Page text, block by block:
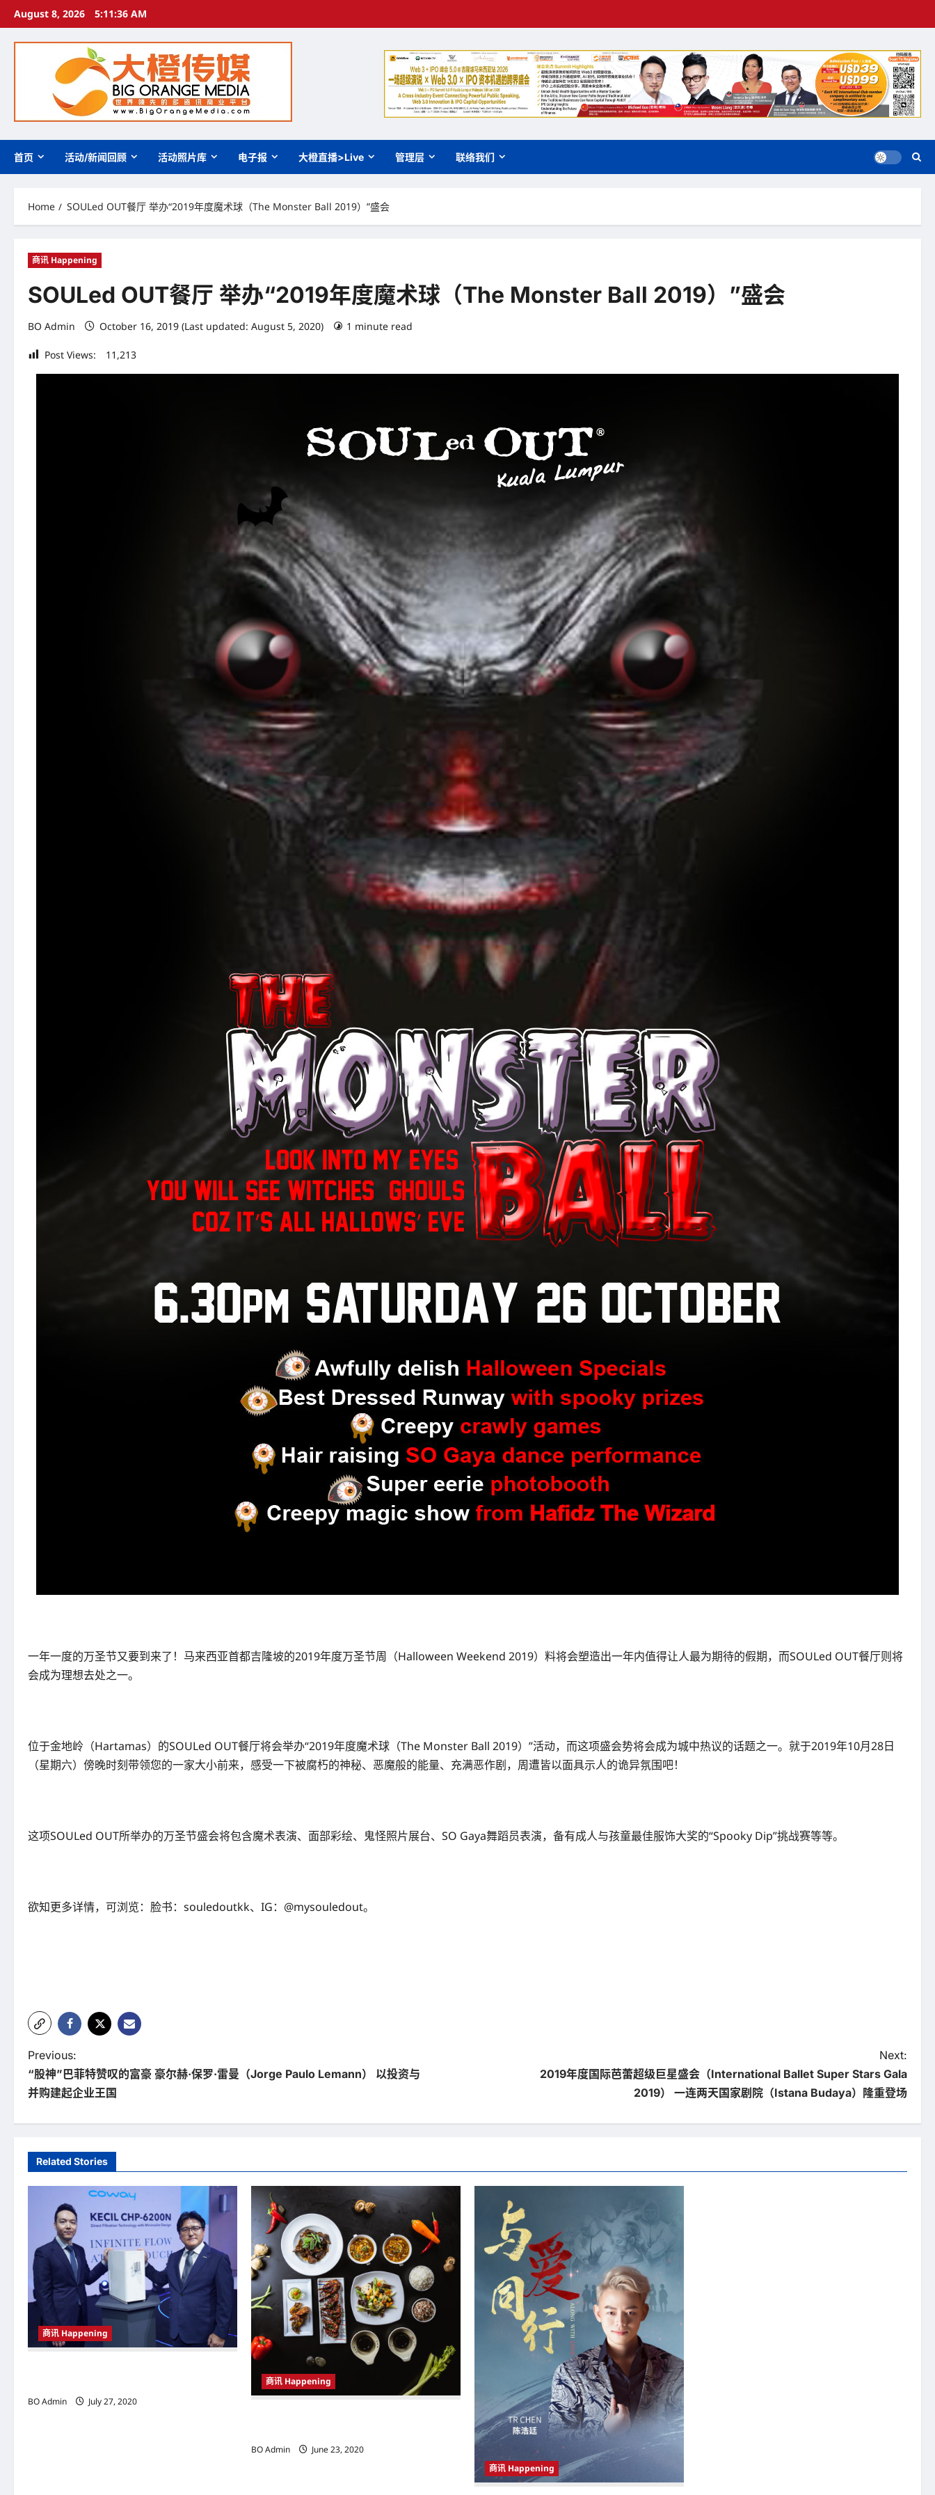
Skip
content
August 8, 2026 5:11:38 AM
首页 活动/新闻回顾 活动照片库 电子报 大橙直播>Live 管理层 联络我们
Home SOULed OUT餐厅 举办“2019年度魔术球（The Monster Ball 2019）”盛会
商讯 Happening
SOULed OUT餐厅 举办“2019年度魔术球（The Monster Ball 2019）”盛会
BO Admin October 16, 2019 (Last updated: August 5, 2020) 1 minute read
Post Views: 11,213
一年一度的万圣节又要到来了！马来西亚首都吉隆坡的2019年度万圣节周（Halloween Weekend 2019）料将会塑造出一年内值得让人最为期待的假期，而SOULed OUT餐厅则将
会成为理想去处之一。
位于金地岭（Hartamas）的SOULed OUT餐厅将会举办“2019年度魔术球（The Monster Ball 2019）”活动，而这项盛会势将会成为城中热议的话题之一。就于2019年10月28日
（星期六）傍晚时刻带领您的一家大小前来，感受一下被腐朽的神秘、恶魔般的能量、充满恶作剧，周遭皆以面具示人的诡异氛围吧！
这项SOULed OUT所举办的万圣节盛会将包含魔术表演、面部彩绘、鬼怪照片展台、SO Gaya舞蹈员表演，备有成人与孩童最佳服饰大奖的“Spooky Dip”挑战赛等等。
欲知更多详情，可浏览：脸书：souledoutkk、IG：@mysouledout。
P
o
n
a
g
a
t
Previous:
“股神”巴菲特赞叹的富豪 豪尔赫·保罗·雷曼（Jorge Paulo Lemann） 以投资与
并购建起企业王国
Next:
2019年度国际芭蕾超级巨星盛会（International Ballet Super Stars Gala
2019） 一连两天国家剧院（Istana Budaya）隆重登场
Related Stories
商讯 Happening
BO Admin
July 27, 2020
商讯 Happening
BO Admin
June 23, 2020
商讯 Happening